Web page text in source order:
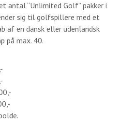
antal “Unlimited Golf” pakker i
sig til golfspillere med et
af en dansk eller udenlandsk
på max. 40.